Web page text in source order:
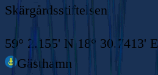
Skärgårdsstiftelsen
59° 2.155' N 18° 30.7413' E
Gästhamn